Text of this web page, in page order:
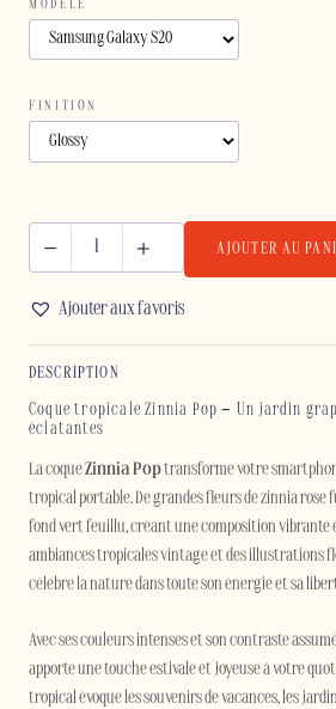
MODÈLE
FINITION
ZINNIA
POP
-
SAMSUNG
AJOUTER AU
Ajouter aux favoris
DESCRIPTION
Coque tropicale Zinnia Pop – Un jardin
éclatantes
La coqueZinnia Poptransforme votre
tropical portable. De grandes fleurs de zinnia rose
fond vert feuillu, créant une composition vibrante
ambiances tropicales vintage et des illustrations
célèbre la nature dans toute son énergie et sa
Avec ses couleurs intenses et son contraste
apporte une touche estivale et joyeuse à votre
tropical évoque les souvenirs de vacances, les